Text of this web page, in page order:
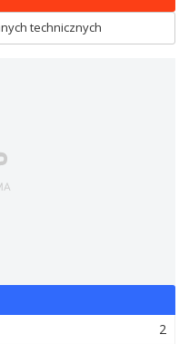
technicznych
2